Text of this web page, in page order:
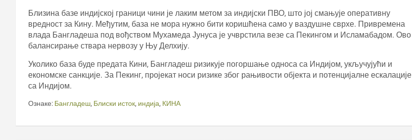
Близина базе индијској граници чини је лаким метом за индијски ПВО, што јој смањује оперативну
вредност за Кину. Међутим, база не мора нужно бити коришћена само у ваздушне сврхе. Привремена
влада Бангладеша под вођством Мухамеда Јунуса је учврстила везе са Пекингом и Исламабадом. Ово
балансирање ствара нервозу у Њу Делхију.
Уколико база буде предата Кини, Бангладеш ризикује погоршање односа са Индијом, укључујући и
економске санкције. За Пекинг, пројекат носи ризике због рањивости објекта и потенцијалне ескалације
са Индијом.
Ознаке: Бангладеш, Блиски исток, индија, КИНА